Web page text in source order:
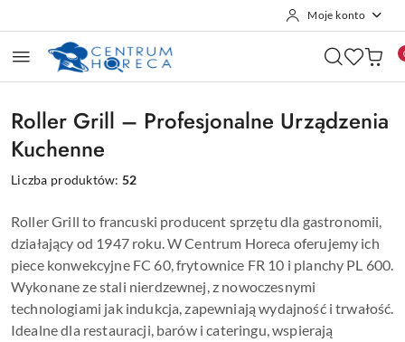
Moje konto
Roller Grill – Profesjonalne Urządzenia
Kuchenne
Liczba produktów:52
Roller Grill to francuski producent sprzętu dla gastronomii,
działający od 1947 roku. W Centrum Horeca oferujemy ich
piece konwekcyjne FC 60, frytownice FR 10 i planchy PL 600.
Wykonane ze stali nierdzewnej, z nowoczesnymi
technologiami jak indukcja, zapewniają wydajność i trwałość.
Idealne dla restauracji, barów i cateringu, wspierają